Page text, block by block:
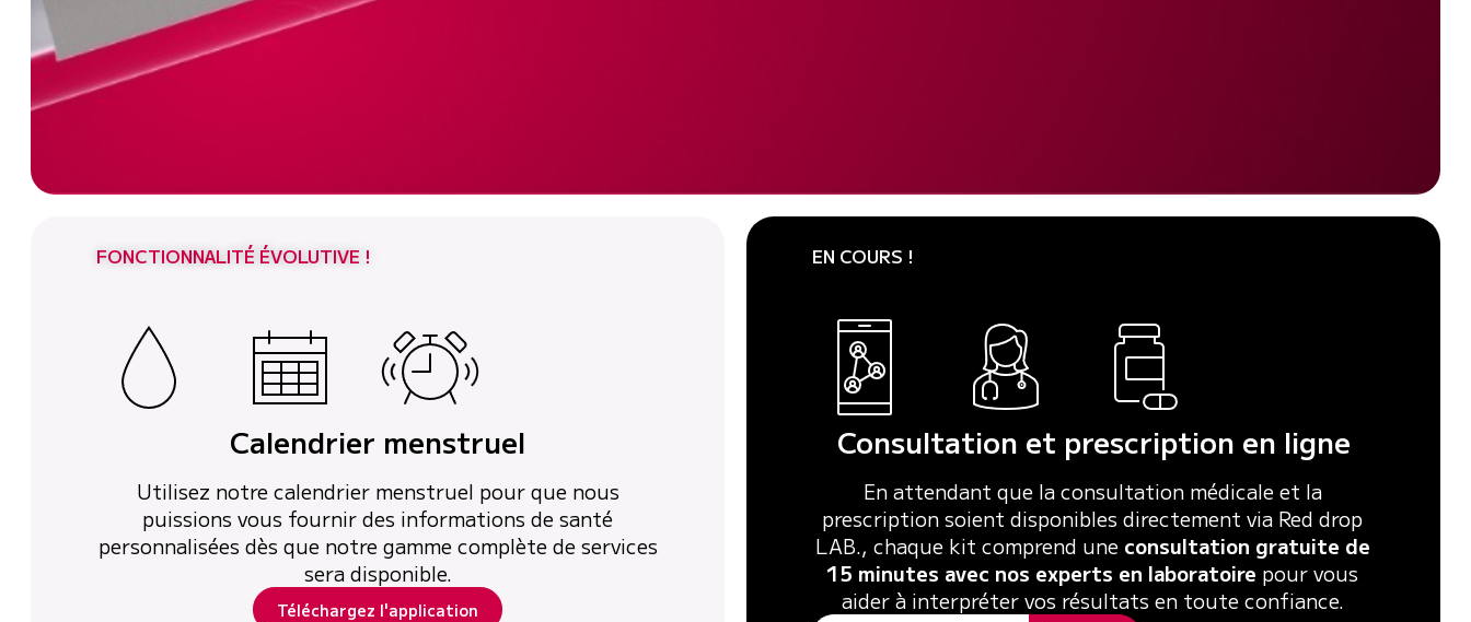
FONCTIONNALITÉ ÉVOLUTIVE !
Calendrier menstruel
Utilisez notre calendrier menstruel pour que nous
puissions vous fournir des informations de santé
personnalisées dès que notre gamme complète de services
sera disponible.
Téléchargez l'application
EN COURS !
Consultation et prescription en ligne
En attendant que la consultation médicale et la
prescription soient disponibles directement via Red drop
LAB., chaque kit comprend une consultation gratuite de
15 minutes avec nos experts en laboratoire pour vous
aider à interpréter vos résultats en toute confiance.